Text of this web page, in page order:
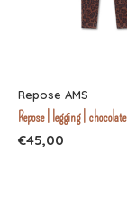
Repose AMS
Repose | legging |
€45,00